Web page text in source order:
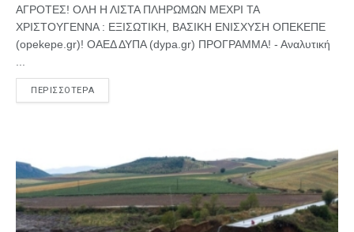
ΑΓΡΟΤΕΣ! ΟΛΗ Η ΛΙΣΤΑ ΠΛΗΡΩΜΩΝ ΜΕΧΡΙ ΤΑ
ΧΡΙΣΤΟΥΓΕΝΝΑ : ΕΞΙΣΩΤΙΚΗ, ΒΑΣΙΚΗ ΕΝΙΣΧΥΣΗ ΟΠΕΚΕΠΕ
(opekepe.gr)! ΟΑΕΔ ΔΥΠΑ (dypa.gr) ΠΡΟΓΡΑΜΜΑ! - Αναλυτική
ΠΕΡΙΣΣΟΤΕΡΑ